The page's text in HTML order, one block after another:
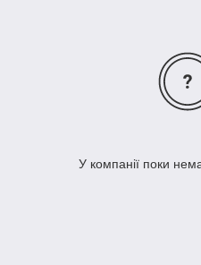
У компанії поки